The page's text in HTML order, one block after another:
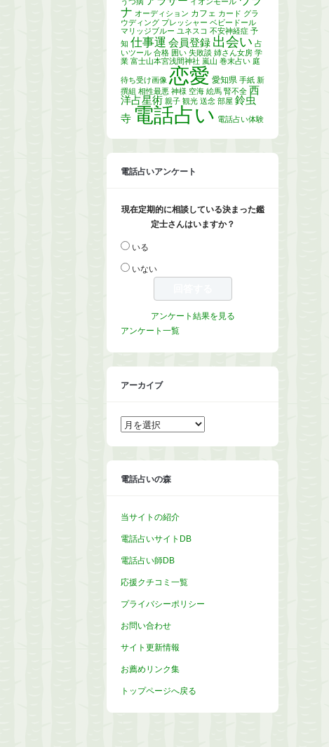
ナ オーディション カフェ カード グラ
ウディング プレッシャー ベビードール
マリッジブルー ユネスコ 不安神経症 予
知 仕事運 会員登録 出会い 占
いツール 合格 囲い 失敗談 姉さん女房 学
業 富士山本宮浅間神社 嵐山 巻末占い 庭
待ち受け画像 恋愛 愛知県 手紙 新
撰組 相性最悪 神様 空海 絵馬 腎不全 西
洋占星術 親子 観光 送念 部屋 鈴虫
寺 電話占い 電話占い体験
電話占いアンケート
現在定期的に相談している決まった鑑
定士さんはいますか？
いる
いない
アンケート結果を見る
アンケート一覧
アーカイブ
ア
ー
イ
電話占いの森
当サイトの紹介
電話占いサイトDB
電話占い師DB
応援クチコミ一覧
プライバシーポリシー
お問い合わせ
サイト更新情報
お薦めリンク集
トップページへ戻る